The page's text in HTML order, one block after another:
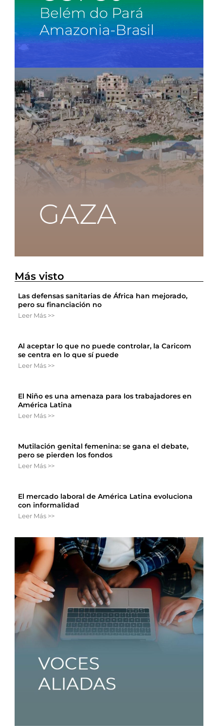
Más visto
Las defensas sanitarias de África han mejorado,
pero su financiación no
Leer Más >>
Al aceptar lo que no puede controlar, la Caricom
se centra en lo que sí puede
Leer Más >>
El Niño es una amenaza para los trabajadores en
América Latina
Leer Más >>
Mutilación genital femenina: se gana el debate,
pero se pierden los fondos
Leer Más >>
El mercado laboral de América Latina evoluciona
con informalidad
Leer Más >>